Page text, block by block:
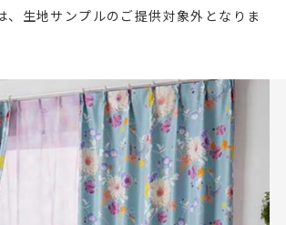
生地サンプルのご提供対象外となりま